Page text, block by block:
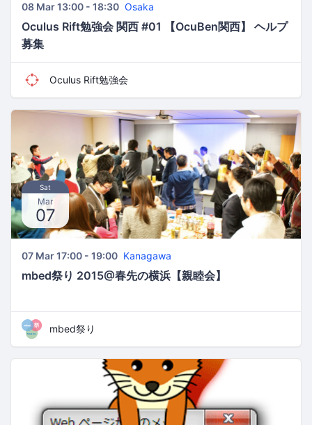
08 Mar 13:00 - 18:30 Osaka
Oculus Rift勉強会 関西 #01 【OcuBen関西】 ヘルプ
募集
Oculus Rift勉強会
Sat
Mar
07
07 Mar 17:00 - 19:00 Kanagawa
mbed祭り 2015@春先の横浜【親睦会】
mbed祭り